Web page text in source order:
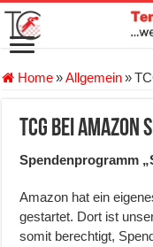
Home»Allgemein»
TCG bei Amazon
Spendenprogramm
Amazon hat ein
gestartet. Dort ist
somit berechtigt,